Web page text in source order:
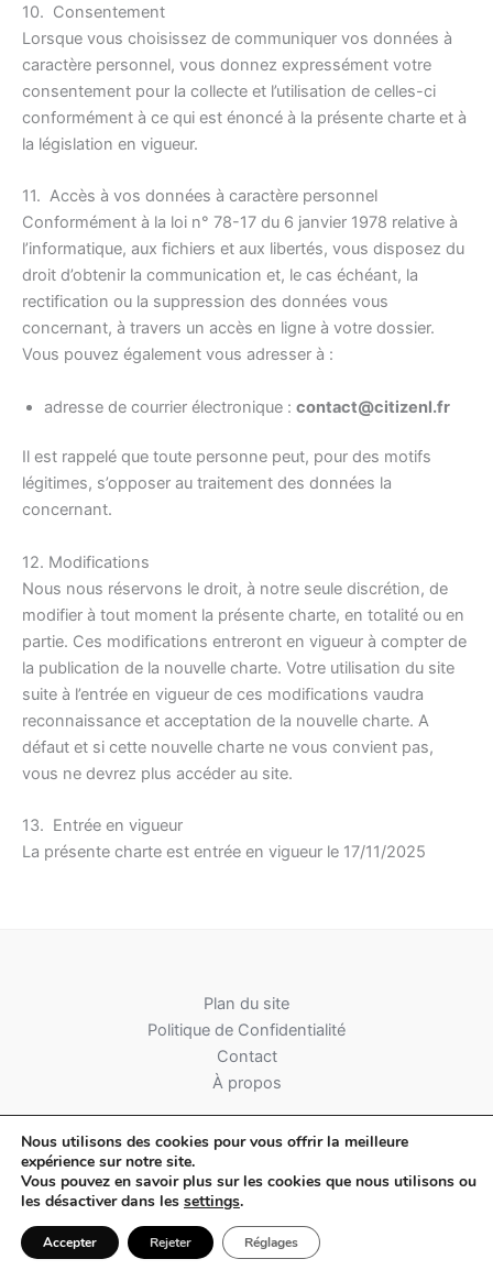
10. Consentement
Lorsque vous choisissez de communiquer vos données à
caractère personnel, vous donnez expressément votre
consentement pour la collecte et l’utilisation de celles-ci
conformément à ce qui est énoncé à la présente charte et à
la législation en vigueur.
11. Accès à vos données à caractère personnel
Conformément à la loi n° 78-17 du 6 janvier 1978 relative à
l’informatique, aux fichiers et aux libertés, vous disposez du
droit d’obtenir la communication et, le cas échéant, la
rectification ou la suppression des données vous
concernant, à travers un accès en ligne à votre dossier.
Vous pouvez également vous adresser à :
adresse de courrier électronique : contact@citizenl.fr
Il est rappelé que toute personne peut, pour des motifs
légitimes, s’opposer au traitement des données la
concernant.
12. Modifications
Nous nous réservons le droit, à notre seule discrétion, de
modifier à tout moment la présente charte, en totalité ou en
partie. Ces modifications entreront en vigueur à compter de
la publication de la nouvelle charte. Votre utilisation du site
suite à l’entrée en vigueur de ces modifications vaudra
reconnaissance et acceptation de la nouvelle charte. A
défaut et si cette nouvelle charte ne vous convient pas,
vous ne devrez plus accéder au site.
13. Entrée en vigueur
La présente charte est entrée en vigueur le 17/11/2025
Plan du site
Politique de Confidentialité
Contact
À propos
Nous utilisons des cookies pour vous offrir la meilleure
expérience sur notre site.
Vous pouvez en savoir plus sur les cookies que nous utilisons ou
les désactiver dans les settings.
Accepter Rejeter Réglages